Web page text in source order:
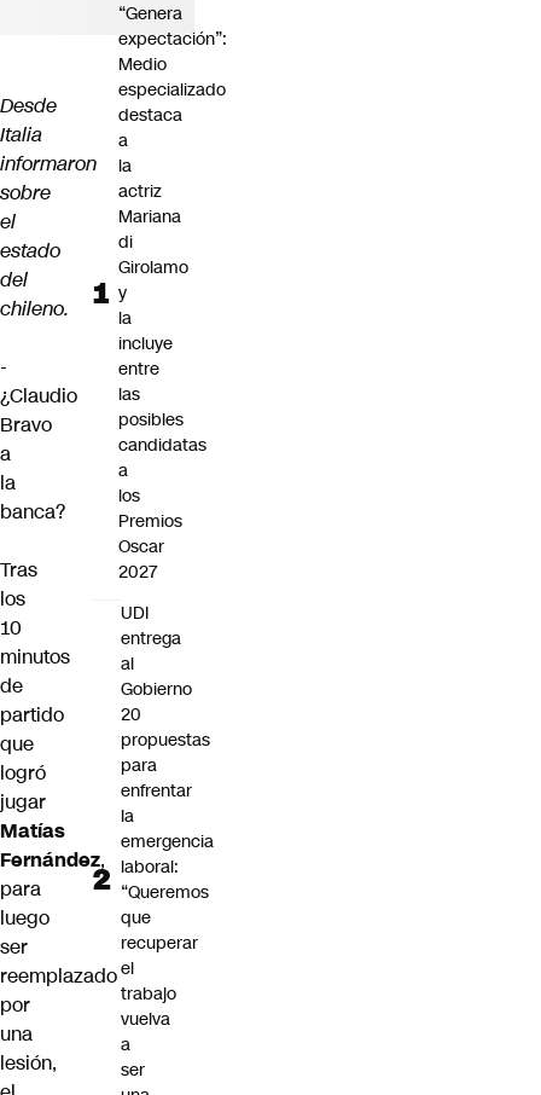
Desde
Italia
informaron
sobre
el
estado
del
chileno.
-
¿Claudio
Bravo
a
la
banca?
Tras
los
10
minutos
de
partido
que
logró
jugar
Matías
Fernández,
para
luego
ser
reemplazado
por
una
lesión,
“Genera
expectación”:
Medio
especializado
destaca
a
la
actriz
Mariana
di
Girolamo
y
la
incluye
entre
las
posibles
candidatas
a
los
Premios
Oscar
2027
UDI
entrega
al
Gobierno
20
propuestas
para
enfrentar
la
emergencia
laboral:
“Queremos
que
recuperar
el
trabajo
vuelva
a
ser